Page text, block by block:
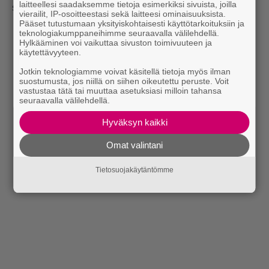
suunnittelua.
laitteellesi saadaksemme tietoja esimerkiksi sivuista, joilla
vierailit, IP-osoitteestasi sekä laitteesi ominaisuuksista.
Pääset tutustumaan yksityiskohtaisesti käyttötarkoituksiin ja
teknologiakumppaneihimme seuraavalla välilehdellä.
Hylkääminen voi vaikuttaa sivuston toimivuuteen ja
käytettävyyteen.
Jotkin teknologiamme voivat käsitellä tietoja myös ilman
suostumusta, jos niillä on siihen oikeutettu peruste. Voit
vastustaa tätä tai muuttaa asetuksiasi milloin tahansa
seuraavalla välilehdellä.
Hyväksyn kaikki
Omat valintani
Tietosuojakäytäntömme